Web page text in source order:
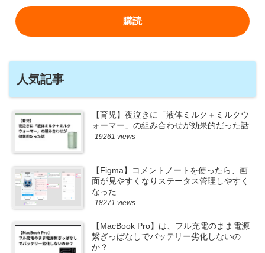
人気記事
【育児】夜泣きに「液体ミルク＋ミルクウ
ォーマー」の組み合わせが効果的だった話
19261 views
【Figma】コメントノートを使ったら、画
面が見やすくなりステータス管理しやすく
なった
18271 views
【MacBook Pro】は、フル充電のまま電源
繋ぎっぱなしでバッテリー劣化しないの
か？